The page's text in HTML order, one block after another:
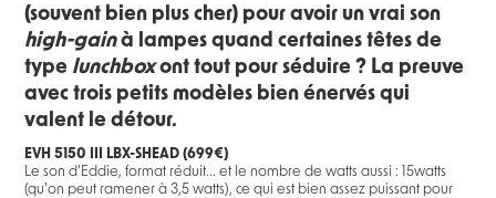
(souvent bien plus cher) pour avoir un vrai son
high-gainà lampes quand certaines têtes de
type lunchboxont tout pour séduire ? La preuve
avec trois petits modèles bien énervés qui
valent le détour.
EVH 5150 III LBX-SHEAD (699€)
Le son d’Eddie, format réduit... et le nombre de watts aussi : 15watts
(qu’on peut ramener à 3,5 watts), ce qui est bien assez puissant pour